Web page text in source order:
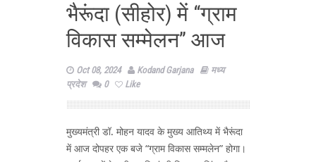
भैरूंदा (सीहोर) में “ग्राम
विकास सम्मेलन” आज
Oct 08, 2024 Kodand Garjana
मध्य
प्रदेश
0 Like
मुख्यमंत्री डॉ. मोहन यादव के मुख्य आतिथ्य में भैरूंदा
में आज दोपहर एक बजे “ग्राम विकास सम्मलेन” होगा।